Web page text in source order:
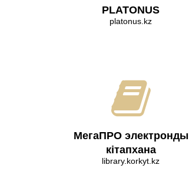
PLATONUS
platonus.kz
МегаПРО электронды
кітапхана
library.korkyt.kz